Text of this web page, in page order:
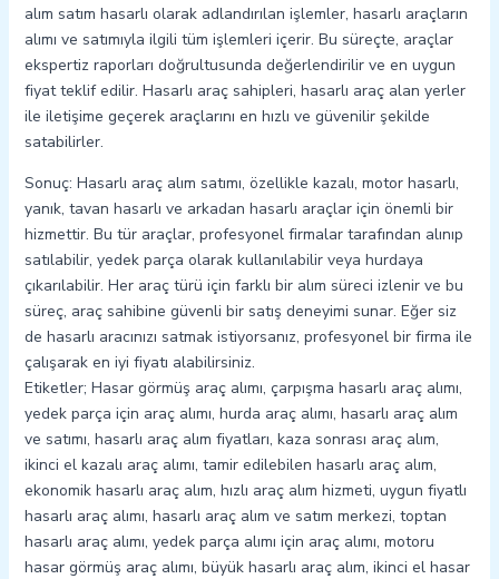
alım satım hasarlı olarak adlandırılan işlemler, hasarlı araçların
alımı ve satımıyla ilgili tüm işlemleri içerir. Bu süreçte, araçlar
ekspertiz raporları doğrultusunda değerlendirilir ve en uygun
fiyat teklif edilir. Hasarlı araç sahipleri, hasarlı araç alan yerler
ile iletişime geçerek araçlarını en hızlı ve güvenilir şekilde
satabilirler.
Sonuç: Hasarlı araç alım satımı, özellikle kazalı, motor hasarlı,
yanık, tavan hasarlı ve arkadan hasarlı araçlar için önemli bir
hizmettir. Bu tür araçlar, profesyonel firmalar tarafından alınıp
satılabilir, yedek parça olarak kullanılabilir veya hurdaya
çıkarılabilir. Her araç türü için farklı bir alım süreci izlenir ve bu
süreç, araç sahibine güvenli bir satış deneyimi sunar. Eğer siz
de hasarlı aracınızı satmak istiyorsanız, profesyonel bir firma ile
çalışarak en iyi fiyatı alabilirsiniz.
Etiketler; Hasar görmüş araç alımı, çarpışma hasarlı araç alımı,
yedek parça için araç alımı, hurda araç alımı, hasarlı araç alım
ve satımı, hasarlı araç alım fiyatları, kaza sonrası araç alım,
ikinci el kazalı araç alımı, tamir edilebilen hasarlı araç alım,
ekonomik hasarlı araç alım, hızlı araç alım hizmeti, uygun fiyatlı
hasarlı araç alımı, hasarlı araç alım ve satım merkezi, toptan
hasarlı araç alımı, yedek parça alımı için araç alımı, motoru
hasar görmüş araç alımı, büyük hasarlı araç alım, ikinci el hasar